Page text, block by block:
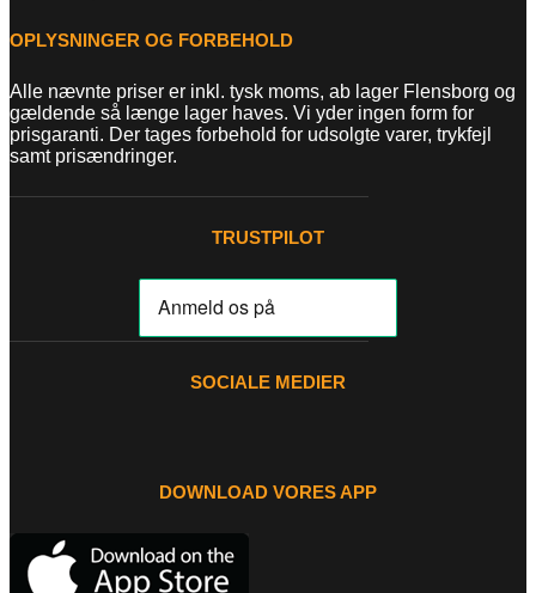
OPLYSNINGER OG FORBEHOLD
Alle nævnte priser er inkl. tysk moms, ab lager Flensborg og
gældende så længe lager haves. Vi yder ingen form for
prisgaranti. Der tages forbehold for udsolgte varer, trykfejl
samt prisændringer.
TRUSTPILOT
SOCIALE MEDIER
DOWNLOAD VORES APP